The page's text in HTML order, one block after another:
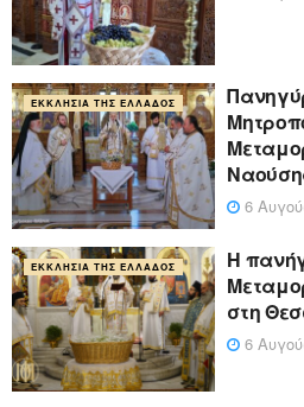
ΕΚΚΛΗΣΊΑ ΤΗΣ ΕΛΛΆΔΟΣ
6
ΕΚΚΛΗΣΊΑ ΤΗΣ ΕΛΛΆΔΟΣ
Η
στη
6